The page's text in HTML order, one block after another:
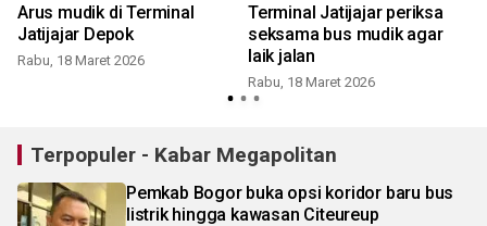
Arus mudik di Terminal
Jatijajar Depok
Rabu, 18 Maret 2026
Terminal Jatijajar periksa
seksama bus mudik agar
laik jalan
Rabu, 18 Maret 2026
Terpopuler - Kabar Megapolitan
Pemkab Bogor buka opsi koridor baru bus
listrik hingga kawasan Citeureup